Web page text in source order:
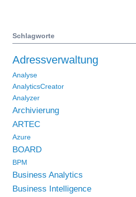
Schlagworte
Adressverwaltung
Analyse
AnalyticsCreator
Analyzer
Archivierung
ARTEC
Azure
BOARD
BPM
Business Analytics
Business Intelligence